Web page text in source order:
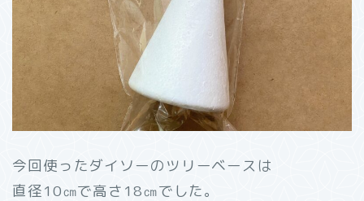
今回使ったダイソーのツリーベースは
直径10㎝で高さ18㎝でした。